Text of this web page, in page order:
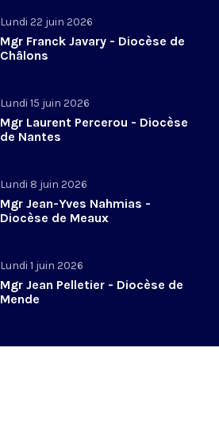
Lundi 22 juin 2026
Mgr Franck Javary - Diocèse de
Châlons
Lundi 15 juin 2026
Mgr Laurent Percerou - Diocèse
de Nantes
Lundi 8 juin 2026
Mgr Jean-Yves Nahmias -
Diocèse de Meaux
Lundi 1 juin 2026
Mgr Jean Pelletier - Diocèse de
Mende